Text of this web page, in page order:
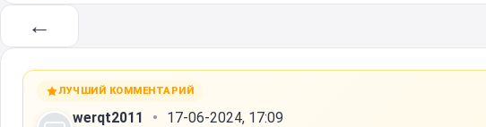
←
ЛУЧШИЙ КОММЕНТАРИЙ
werqt2011
17-06-2024, 17:09